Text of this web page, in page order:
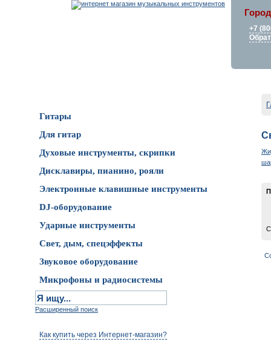
+7
Гитары
Для гитар
Духовые инструменты, скрипки
Дисклавиры, пианино, рояли
Электронные клавишные инструменты
DJ-оборудование
Ударные инструменты
Свет, дым, спецэффекты
Звуковое оборудование
Микрофоны и радиосистемы
Расширенный поиск
Как купить через Интернет-магазин?